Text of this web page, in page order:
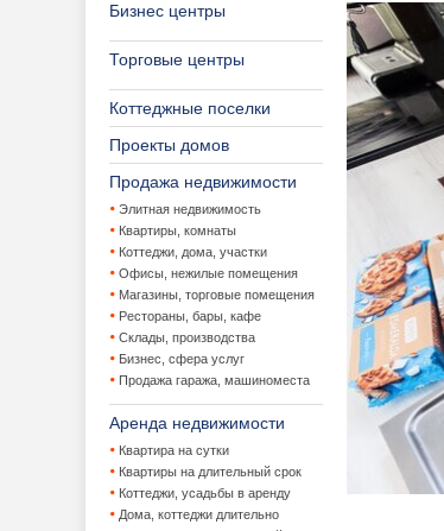
Бизнес центры
Торговые центры
Коттеджные поселки
Проекты домов
Продажа недвижимости
Элитная недвижимость
Квартиры, комнаты
Коттеджи, дома, участки
Офисы, нежилые помещения
Магазины, торговые помещения
Рестораны, бары, кафе
Склады, производства
Бизнес, сфера услуг
Продажа гаража, машиноместа
Аренда недвижимости
Квартира на сутки
Квартиры на длительный срок
Коттеджи, усадьбы в аренду
Дома, коттеджи длительно